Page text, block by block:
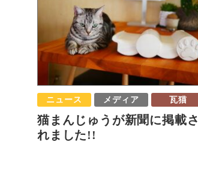
ニュース メディア 瓦猫
猫まんじゅうが新聞に掲載さ
れました!!